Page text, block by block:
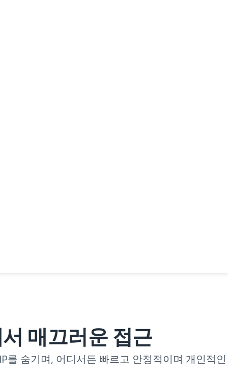
매끄러운 접근
를 숨기며, 어디서든 빠르고 안정적이며 개인적인